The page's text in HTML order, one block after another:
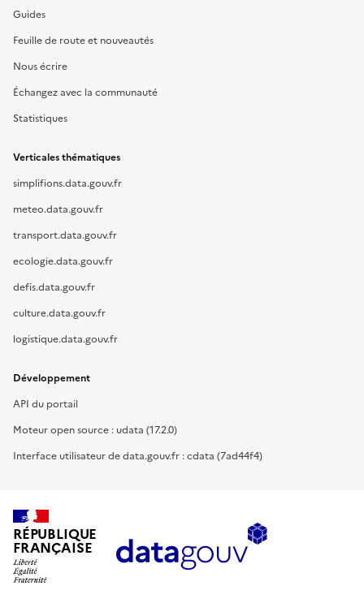
Guides
Feuille de route et nouveautés
Nous écrire
Échangez avec la communauté
Statistiques
Verticales thématiques
simplifions.data.gouv.fr
meteo.data.gouv.fr
transport.data.gouv.fr
ecologie.data.gouv.fr
defis.data.gouv.fr
culture.data.gouv.fr
logistique.data.gouv.fr
Développement
API du portail
Moteur open source : udata (17.2.0)
Interface utilisateur de data.gouv.fr : cdata (7ad44f4)
RÉPUBLIQUE
FRANÇAISE